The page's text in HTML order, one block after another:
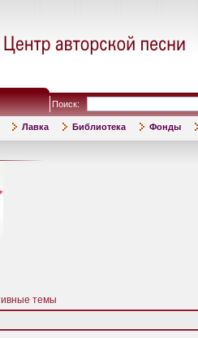
Поиск:
Лавка Библиотека Фонды
темы